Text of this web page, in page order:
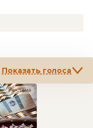
Показать голоса
Реклама